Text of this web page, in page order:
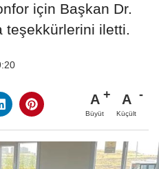
için Başkan Dr.
teşekkürlerini iletti.
A
Büyüt
A
Küçült